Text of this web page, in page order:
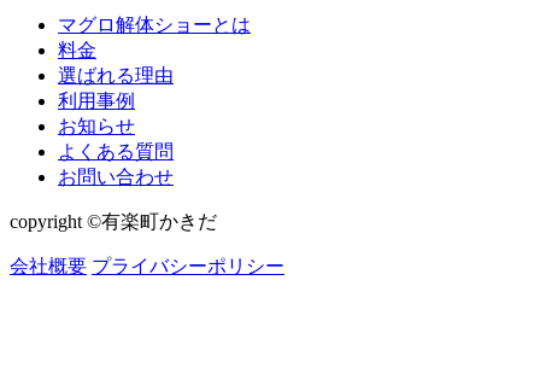
マグロ解体ショーとは
料金
選ばれる理由
利用事例
お知らせ
よくある質問
お問い合わせ
copyright ©有楽町かきだ
会社概要 プライバシーポリシー